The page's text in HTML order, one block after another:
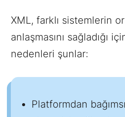
XML, farklı sistemlerin
anlaşmasını sağladığı
nedenleri şunlar:
Platformdan